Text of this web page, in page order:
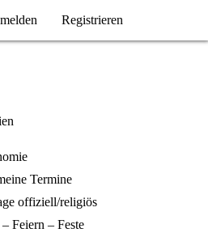
Registrieren
Termine
offiziell/religiös
Feiern – Feste